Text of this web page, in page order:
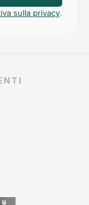
sulla privacy.